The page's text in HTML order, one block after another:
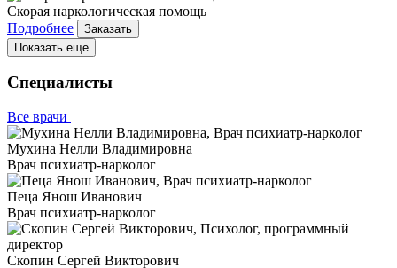
Скорая наркологическая помощь
Подробнее
Заказать
Показать еще
Специалисты
Все врачи
Мухина Нелли Владимировна
Врач психиатр-нарколог
Пеца Янош Иванович
Врач психиатр-нарколог
Скопин Сергей Викторович